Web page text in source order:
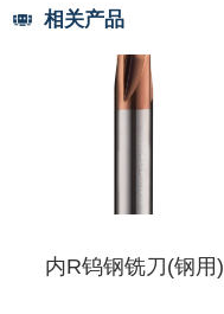
相关产品
内R钨钢铣刀(钢用)